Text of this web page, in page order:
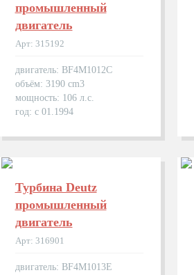
промышленный
двигатель
Арт: 315192
двигатель: BF4M1012C
объём: 3190 cm3
мощность: 106 л.с.
год: с 01.1994
Турбина Deutz
промышленный
двигатель
Арт: 316901
двигатель: BF4M1013E